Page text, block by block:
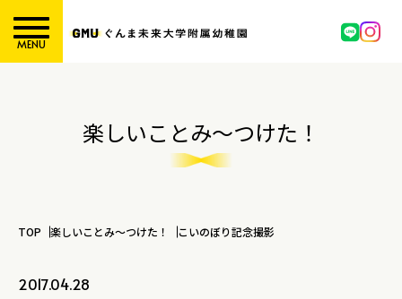
MENU
楽しいことみ～つけた！
TOP 楽しいことみ～つけた！ こいのぼり記念撮影
2017.04.28